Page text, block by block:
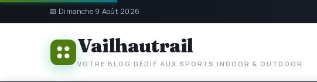
📅 Dimanche 9 Août 2026
Vailhautrail
VOTRE BLOG DÉDIÉ AUX SPORTS INDOOR & OUTDOOR